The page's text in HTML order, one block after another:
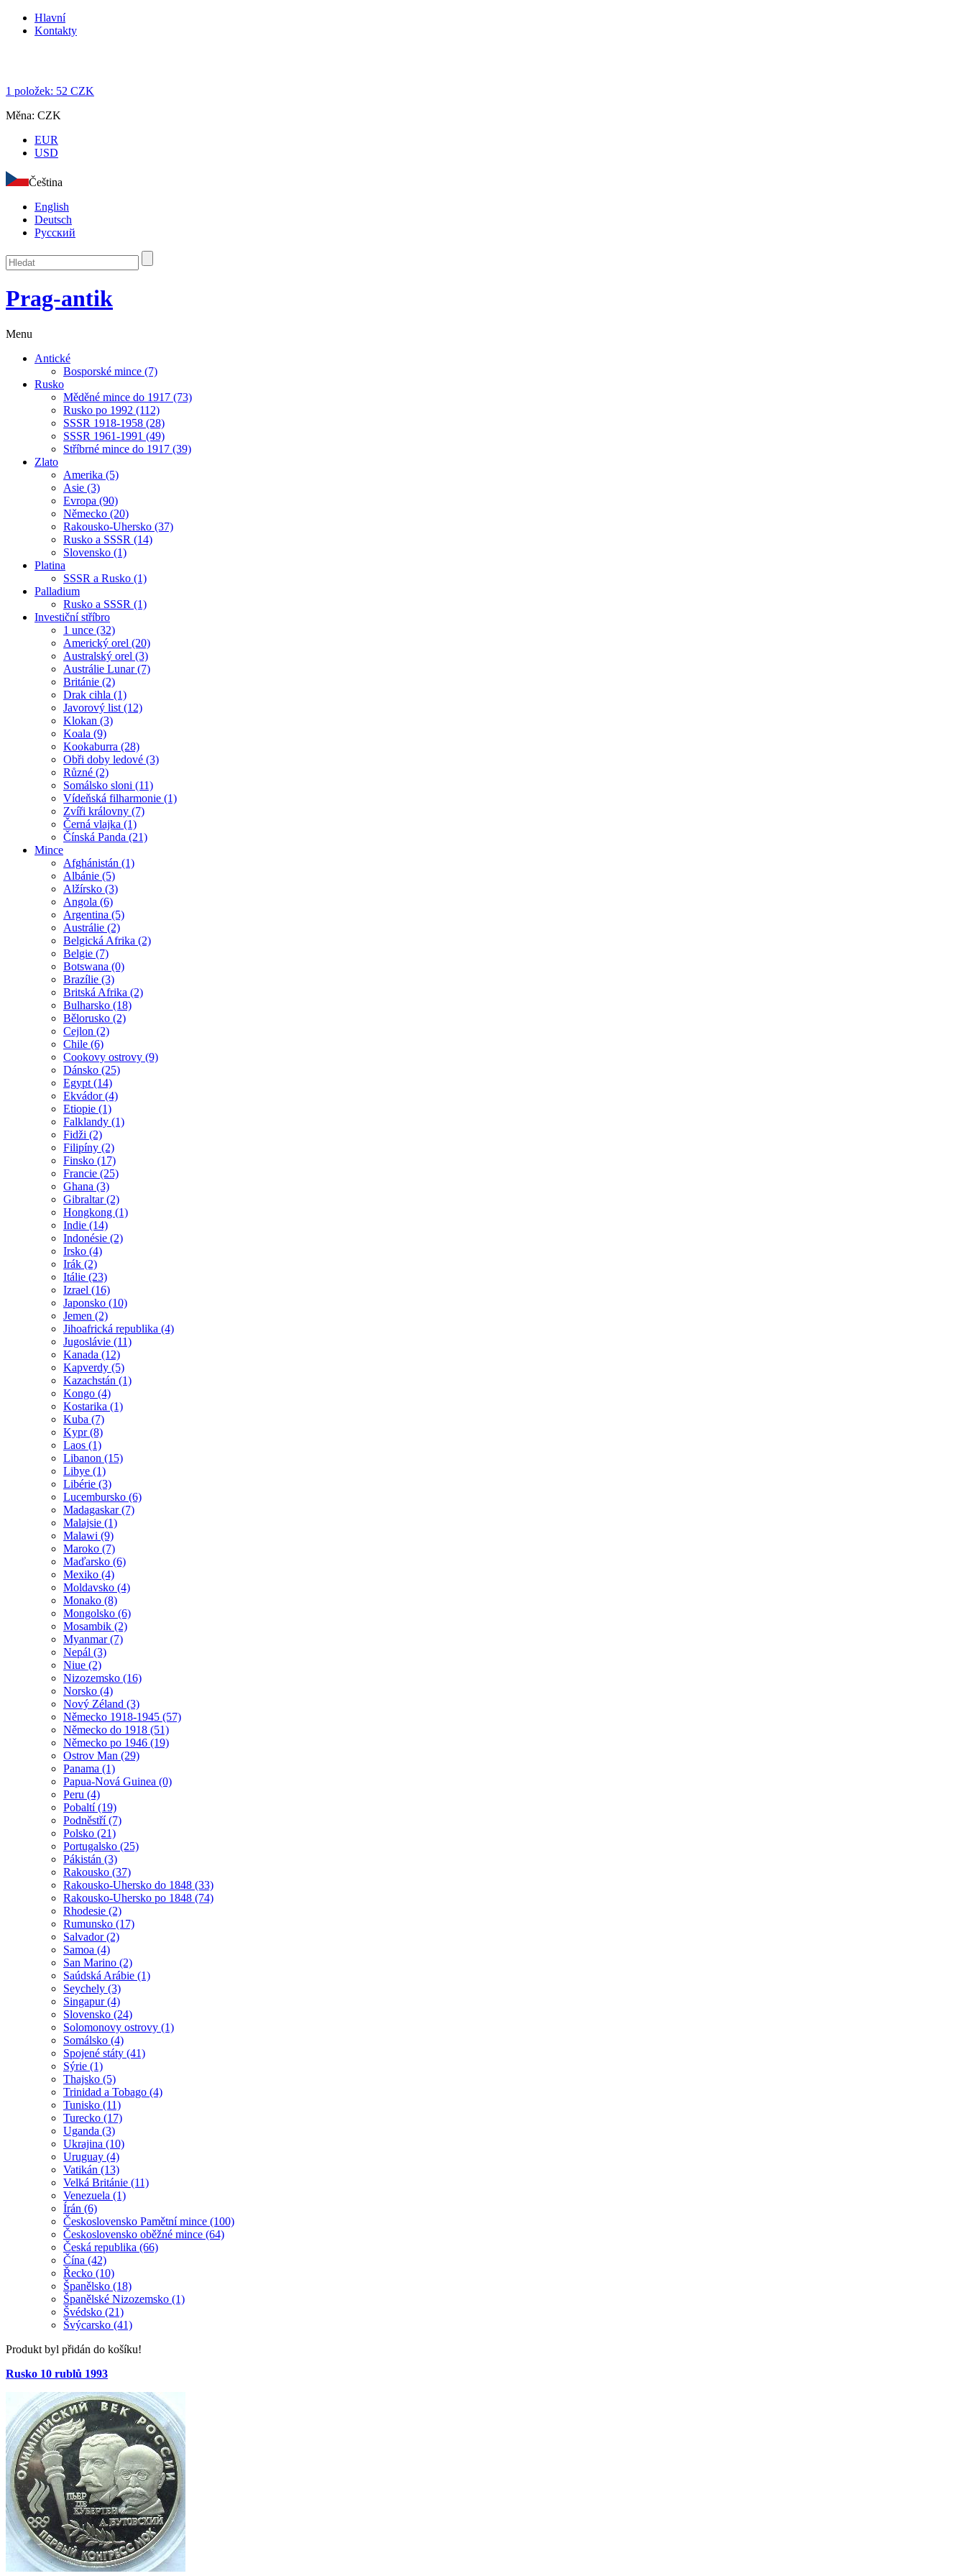
Hlavní
Kontakty
1 položek: 52 CZK
Měna: CZK
EUR
USD
Čeština
English
Deutsch
Русский
Prag-antik
Menu
Antické
Bosporské mince (7)
Rusko
Měděné mince do 1917 (73)
Rusko po 1992 (112)
SSSR 1918-1958 (28)
SSSR 1961-1991 (49)
Stříbrné mince do 1917 (39)
Zlato
Amerika (5)
Asie (3)
Evropa (90)
Německo (20)
Rakousko-Uhersko (37)
Rusko a SSSR (14)
Slovensko (1)
Platina
SSSR a Rusko (1)
Palladium
Rusko a SSSR (1)
Investiční stříbro
1 unce (32)
Americký orel (20)
Australský orel (3)
Austrálie Lunar (7)
Británie (2)
Drak cihla (1)
Javorový list (12)
Klokan (3)
Koala (9)
Kookaburra (28)
Obři doby ledové (3)
Různé (2)
Somálsko sloni (11)
Vídeňská filharmonie (1)
Zvíři královny (7)
Černá vlajka (1)
Čínská Panda (21)
Mince
Afghánistán (1)
Albánie (5)
Alžírsko (3)
Angola (6)
Argentina (5)
Austrálie (2)
Belgická Afrika (2)
Belgie (7)
Botswana (0)
Brazílie (3)
Britská Afrika (2)
Bulharsko (18)
Bělorusko (2)
Cejlon (2)
Chile (6)
Cookovy ostrovy (9)
Dánsko (25)
Egypt (14)
Ekvádor (4)
Etiopie (1)
Falklandy (1)
Fidži (2)
Filipíny (2)
Finsko (17)
Francie (25)
Ghana (3)
Gibraltar (2)
Hongkong (1)
Indie (14)
Indonésie (2)
Irsko (4)
Irák (2)
Itálie (23)
Izrael (16)
Japonsko (10)
Jemen (2)
Jihoafrická republika (4)
Jugoslávie (11)
Kanada (12)
Kapverdy (5)
Kazachstán (1)
Kongo (4)
Kostarika (1)
Kuba (7)
Kypr (8)
Laos (1)
Libanon (15)
Libye (1)
Libérie (3)
Lucembursko (6)
Madagaskar (7)
Malajsie (1)
Malawi (9)
Maroko (7)
Maďarsko (6)
Mexiko (4)
Moldavsko (4)
Monako (8)
Mongolsko (6)
Mosambik (2)
Myanmar (7)
Nepál (3)
Niue (2)
Nizozemsko (16)
Norsko (4)
Nový Zéland (3)
Německo 1918-1945 (57)
Německo do 1918 (51)
Německo po 1946 (19)
Ostrov Man (29)
Panama (1)
Papua-Nová Guinea (0)
Peru (4)
Pobaltí (19)
Podněstří (7)
Polsko (21)
Portugalsko (25)
Pákistán (3)
Rakousko (37)
Rakousko-Uhersko do 1848 (33)
Rakousko-Uhersko po 1848 (74)
Rhodesie (2)
Rumunsko (17)
Salvador (2)
Samoa (4)
San Marino (2)
Saúdská Arábie (1)
Seychely (3)
Singapur (4)
Slovensko (24)
Solomonovy ostrovy (1)
Somálsko (4)
Spojené státy (41)
Sýrie (1)
Thajsko (5)
Trinidad a Tobago (4)
Tunisko (11)
Turecko (17)
Uganda (3)
Ukrajina (10)
Uruguay (4)
Vatikán (13)
Velká Británie (11)
Venezuela (1)
Írán (6)
Československo Pamětní mince (100)
Československo oběžné mince (64)
Česká republika (66)
Čína (42)
Řecko (10)
Španělsko (18)
Španělské Nizozemsko (1)
Švédsko (21)
Švýcarsko (41)
Produkt byl přidán do košíku!
Rusko 10 rublů 1993